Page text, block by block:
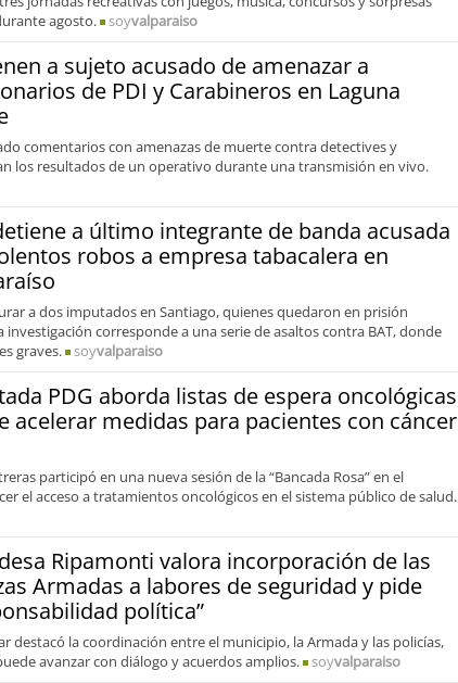
agosto.
soyvalparaiso
a sujeto acusado de amenazar a
de PDI y Carabineros en Laguna
comentarios con amenazas de muerte contra detectives y
los resultados de un operativo durante una transmisión en vivo.
a último integrante de banda acusada
robos a empresa tabacalera en
a dos imputados en Santiago, quienes quedaron en prisión
investigación corresponde a una serie de asaltos contra BAT, donde
graves.
soyvalparaiso
PDG aborda listas de espera oncológicas
acelerar medidas para pacientes con cáncer
participó en una nueva sesión de la “Bancada Rosa” en el
el acceso a tratamientos oncológicos en el sistema público de salud.
Ripamonti valora incorporación de las
Armadas a labores de seguridad y pide
política”
destacó la coordinación entre el municipio, la Armada y las policías,
avanzar con diálogo y acuerdos amplios.
soyvalparaiso